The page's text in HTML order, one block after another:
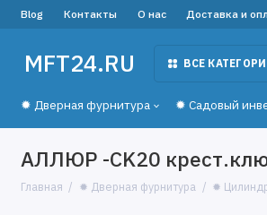
Blog Контакты О нас Доставка и
MFT24.RU ВСЕ
✹ Дверная фурнитура ✹ Садовый
АЛЛЮР -CK20
Главная ✹ Дверная фурнитура ✹